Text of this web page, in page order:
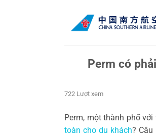
Perm có
722 Lượt xem
Perm, một thành phố
toàn cho du khách?